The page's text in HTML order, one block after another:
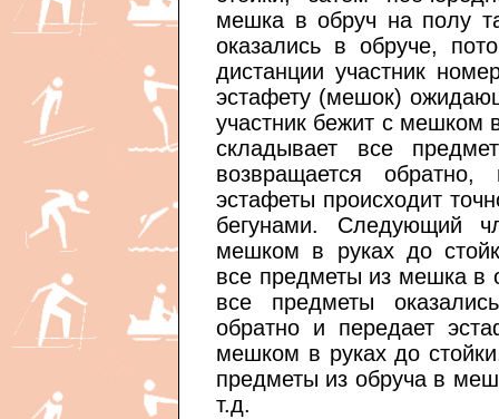
мешка в обруч на полу
оказались в обруче,
дистанции участник
эстафету (мешок)
участник бежит с мешком
складывает все
возвращается
эстафеты происходит
бегунами. Следующий
мешком в руках до
все предметы из мешка в
все предметы
обратно и передает
мешком в руках до
предметы из обруча в
т.д.